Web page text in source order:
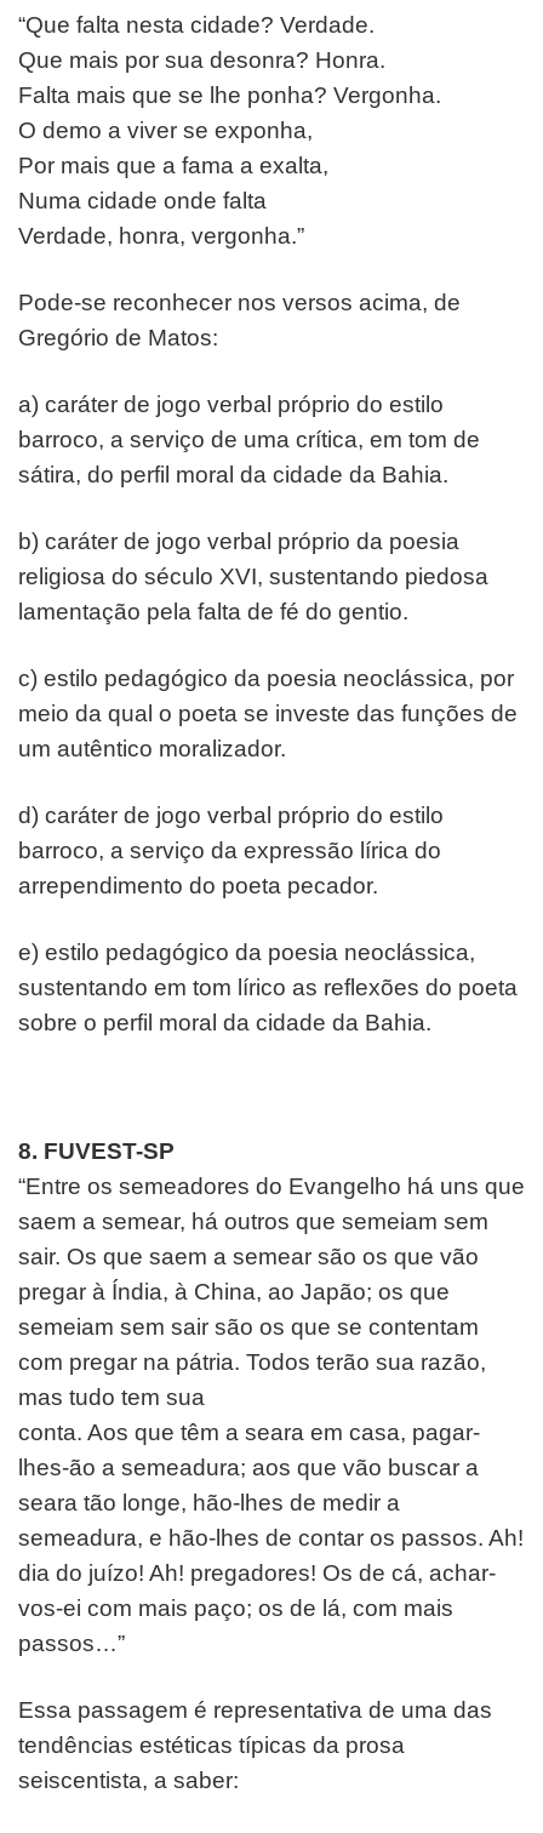
“Que falta nesta cidade? Verdade.
Que mais por sua desonra? Honra.
Falta mais que se lhe ponha? Vergonha.
O demo a viver se exponha,
Por mais que a fama a exalta,
Numa cidade onde falta
Verdade, honra, vergonha.”
Pode-se reconhecer nos versos acima, de
Gregório de Matos:
a) caráter de jogo verbal próprio do estilo
barroco, a serviço de uma crítica, em tom de
sátira, do perfil moral da cidade da Bahia.
b) caráter de jogo verbal próprio da poesia
religiosa do século XVI, sustentando piedosa
lamentação pela falta de fé do gentio.
c) estilo pedagógico da poesia neoclássica, por
meio da qual o poeta se investe das funções de
um autêntico moralizador.
d) caráter de jogo verbal próprio do estilo
barroco, a serviço da expressão lírica do
arrependimento do poeta pecador.
e) estilo pedagógico da poesia neoclássica,
sustentando em tom lírico as reflexões do poeta
sobre o perfil moral da cidade da Bahia.
8. FUVEST-SP
“Entre os semeadores do Evangelho há uns que
saem a semear, há outros que semeiam sem
sair. Os que saem a semear são os que vão
pregar à Índia, à China, ao Japão; os que
semeiam sem sair são os que se contentam
com pregar na pátria. Todos terão sua razão,
mas tudo tem sua
conta. Aos que têm a seara em casa, pagar-
lhes-ão a semeadura; aos que vão buscar a
seara tão longe, hão-lhes de medir a
semeadura, e hão-lhes de contar os passos. Ah!
dia do juízo! Ah! pregadores! Os de cá, achar-
vos-ei com mais paço; os de lá, com mais
passos…”
Essa passagem é representativa de uma das
tendências estéticas típicas da prosa
seiscentista, a saber: